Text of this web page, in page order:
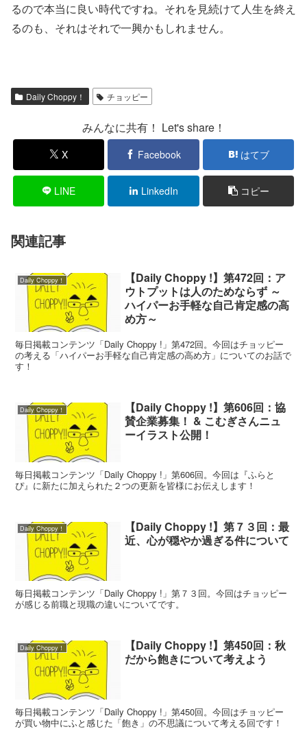
るので本当に良い時代ですね。それを見続けて人生を終え
るのも、それはそれで一興かもしれません。
Daily Choppy！ チョッピー
みんなに共有！ Let's share！
X Facebook はてブ
LINE LinkedIn コピー
関連記事
Daily Choppy！
【Daily Choppy !】第472回：ア
ウトプットは人のためならず ～
ハイパーお手軽な自己肯定感の高
め方～
毎日掲載コンテンツ「Daily Choppy !」第472回。今回はチョッピー
の考える「ハイパーお手軽な自己肯定感の高め方」についてのお話で
す！
Daily Choppy！
【Daily Choppy !】第606回：協
賛企業募集！ & こむぎさんニュ
ーイラスト公開！
毎日掲載コンテンツ「Daily Choppy !」第606回。今回は『ふらと
ぴ』に新たに加えられた２つの更新を皆様にお伝えします！
Daily Choppy！
【Daily Choppy !】第７３回：最
近、心が穏やか過ぎる件について
毎日掲載コンテンツ「Daily Choppy !」第７３回。今回はチョッピー
が感じる前職と現職の違いについてです。
Daily Choppy！
【Daily Choppy !】第450回：秋
だから飽きについて考えよう
毎日掲載コンテンツ「Daily Choppy !」第450回。今回はチョッピー
が買い物中にふと感じた「飽き」の不思議について考える回です！